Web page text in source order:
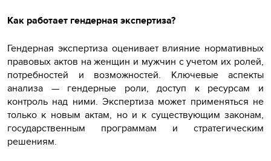
Как работает гендерная экспертиза?
Гендерная экспертиза оценивает влияние нормативных
правовых актов на женщин и мужчин с учетом их ролей,
потребностей и возможностей. Ключевые аспекты
анализа — гендерные роли, доступ к ресурсам и
контроль над ними. Экспертиза может применяться не
только к новым актам, но и к существующим законам,
государственным программам и стратегическим
решениям.